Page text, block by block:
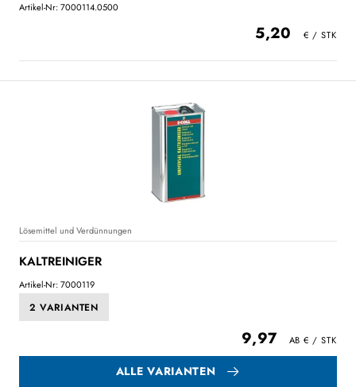
Artikel-Nr: 7000114.0500
5,20
Lösemittel und Verdünnungen
KALTREINIGER
Artikel-Nr: 7000119
2 VARIANTEN
9,97
ALLE VARIANTEN